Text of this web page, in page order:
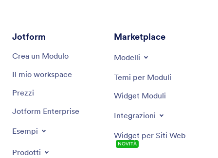
Jotform
Crea un Modulo
Il mio workspace
Prezzi
Jotform Enterprise
Esempi
Prodotti
Marketplace
Modelli
Temi per Moduli
Widget Moduli
Integrazioni
Widget per Siti Web
NOVITÀ